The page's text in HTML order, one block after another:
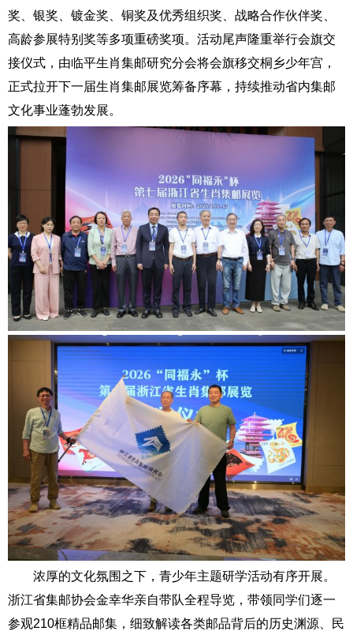
奖、银奖、镀金奖、铜奖及优秀组织奖、战略合作伙伴奖、
高龄参展特别奖等多项重磅奖项。活动尾声隆重举行会旗交
接仪式，由临平生肖集邮研究分会将会旗移交桐乡少年宫，
正式拉开下一届生肖集邮展览筹备序幕，持续推动省内集邮
文化事业蓬勃发展。
浓厚的文化氛围之下，青少年主题研学活动有序开展。
浙江省集邮协会金幸华亲自带队全程导览，带领同学们逐一
参观210框精品邮集，细致解读各类邮品背后的历史渊源、民